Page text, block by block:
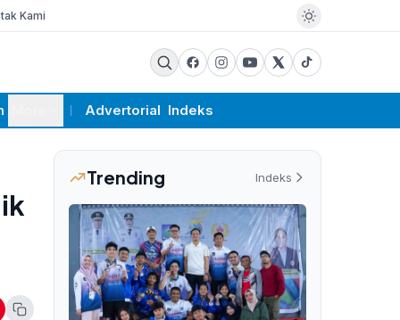
Kami
Advertorial Indeks
Trending Indeks